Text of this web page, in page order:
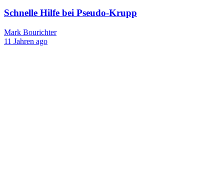
Schnelle Hilfe bei Pseudo-Krupp
Mark Bourichter
11 Jahren ago